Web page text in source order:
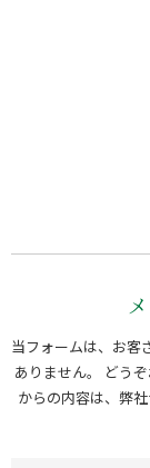
当フォームは、お客
ありません。 どう
からの内容は、弊